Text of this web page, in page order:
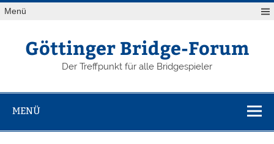
Zum
Inhalt
Menü
Göttinger Bridge-Forum
Der Treffpunkt für alle Bridgespieler
MENÜ